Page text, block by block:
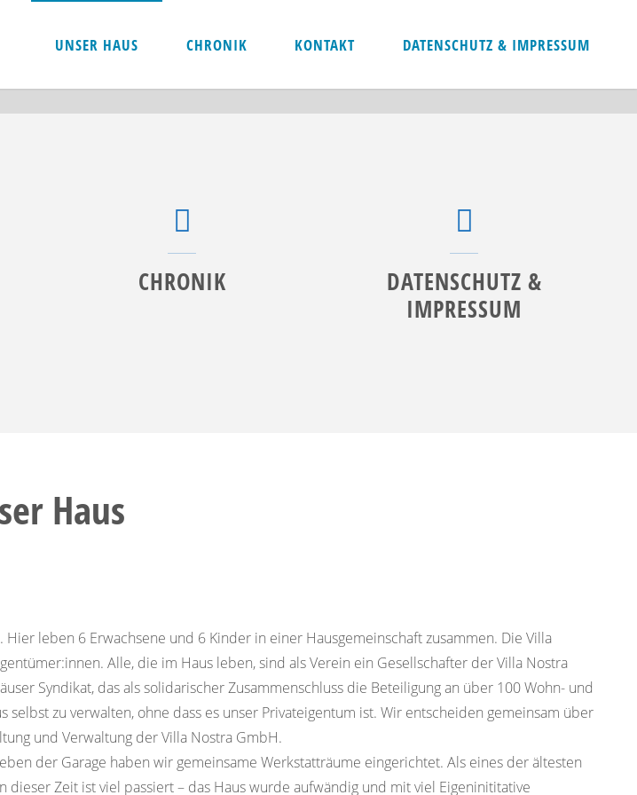
UNSER HAUS CHRONIK KONTAKT DATENSCHUTZ & IMPRESSUM
NOSTRA
CHRONIK
DATENSCHUTZ &
IMPRESSUM
Haus
. Hier leben 6 Erwachsene und 6 Kinder in einer Hausgemeinschaft zusammen. Die Villa
Alle, die im Haus leben, sind als Verein ein Gesellschafter der Villa Nostra
Syndikat, das als solidarischer Zusammenschluss die Beteiligung an über 100 Wohn- und
zu verwalten, ohne dass es unser Privateigentum ist. Wir entscheiden gemeinsam über
und Verwaltung der Villa Nostra GmbH.
der Garage haben wir gemeinsame Werkstatträume eingerichtet. Als eines der ältesten
Zeit ist viel passiert – das Haus wurde aufwändig und mit viel Eigeninititative